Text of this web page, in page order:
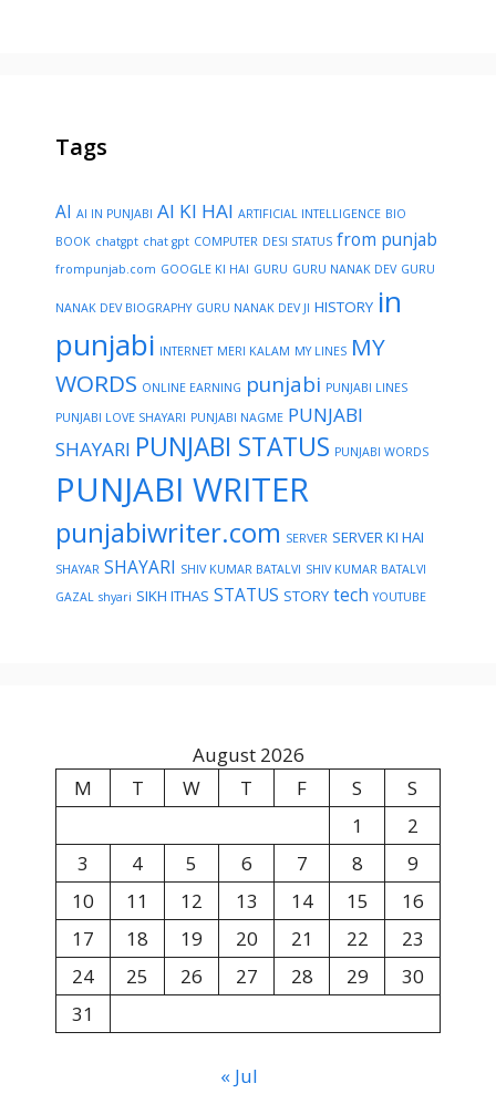
Tags
AI AI IN PUNJABI AI KI HAI ARTIFICIAL INTELLIGENCE BIO
BOOK chatgpt chat gpt COMPUTER DESI STATUS from punjab
frompunjab.com GOOGLE KI HAI GURU GURU NANAK DEV GURU
NANAK DEV BIOGRAPHY GURU NANAK DEV JI HISTORY in
punjabi INTERNET MERI KALAM MY LINES MY
WORDS ONLINE EARNING punjabi PUNJABI LINES
PUNJABI LOVE SHAYARI PUNJABI NAGME PUNJABI
SHAYARI PUNJABI STATUS PUNJABI WORDS
PUNJABI WRITER
punjabiwriter.com SERVER SERVER KI HAI
SHAYAR SHAYARI SHIV KUMAR BATALVI SHIV KUMAR BATALVI
GAZAL shyari SIKH ITHAS STATUS STORY tech YOUTUBE
August 2026
M
T W T F S
S
1
2
3
4 5 6 7 8
9
10
11 12 13 14 15
16
17
18 19 20 21 22
23
24
25 26 27 28 29
30
31
« Jul